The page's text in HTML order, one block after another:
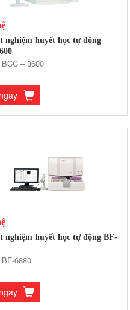
nghiệm huyết học tự động
BCC – 3600
nghiệm huyết học tự động BF-
BF-6880